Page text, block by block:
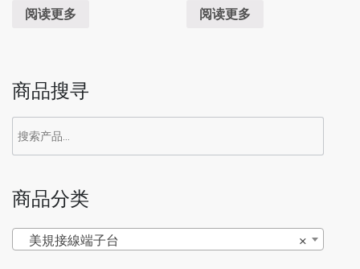
阅读更多 阅读更多
商品搜寻
商品分类
×
美規接線端子台